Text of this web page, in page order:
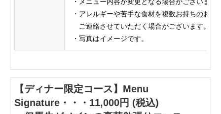
・アレルギーや苦手な食材を複数お持
ご連絡させていただく場合がございます。
・写真はイメージです。
【ディナー限定コース】Menu
Signature・・・11,000円 (税込)